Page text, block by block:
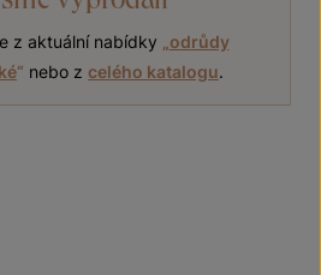
z aktuální nabídky
odrůdy
“ nebo z celého katalogu.